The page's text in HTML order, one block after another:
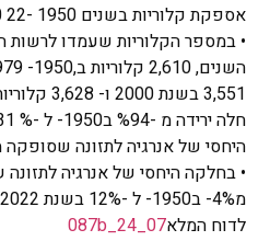
אספקת קלוריות בשנים 1950 -22 20
• במספר הקלוריות שעמדו לרשות
השנים, 2,610 קלוריות ב,1950- 2,979 ב,1980-
3,551 בשנת 2000 ו- 3,628 קלוריות ב- 2022.
היחסי של אנרגיה לתזונה שסופקה
• בחלקה היחסי של אנרגיה
מ4%- ב1950- ל -12% בשנת 2022.
לדוח המלא07_24_087b